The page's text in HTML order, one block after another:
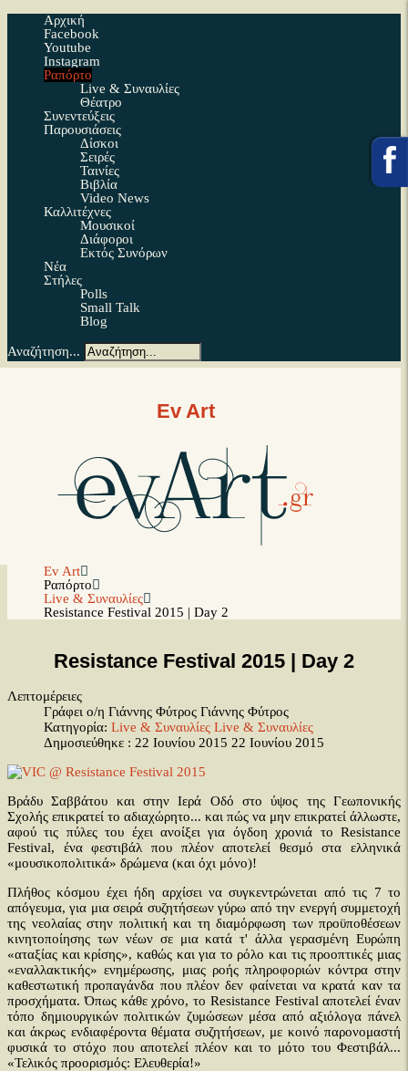
Αρχική
Facebook
Youtube
Instagram
Ραπόρτο
Live & Συναυλίες
Θέατρο
Συνεντεύξεις
Παρουσιάσεις
Δίσκοι
Σειρές
Ταινίες
Βιβλία
Video News
Καλλιτέχνες
Μουσικοί
Διάφοροι
Εκτός Συνόρων
Νέα
Στήλες
Polls
Small Talk
Blog
Αναζήτηση...
Ev Art
Ev Art
Ραπόρτο
Live & Συναυλίες
Resistance Festival 2015 | Day 2
Resistance Festival 2015 | Day 2
Λεπτομέρειες
Γράφει ο/η Γιάννης Φύτρος Γιάννης Φύτρος
Κατηγορία: Live & Συναυλίες Live & Συναυλίες
Δημοσιεύθηκε : 22 Ιουνίου 2015 22 Ιουνίου 2015
Βράδυ Σαββάτου και στην Ιερά Οδό στο ύψος της Γεωπονικής
Σχολής επικρατεί το αδιαχώρητο... και πώς να μην επικρατεί άλλωστε,
αφού τις πύλες του έχει ανοίξει για όγδοη χρονιά το Resistance
Festival, ένα φεστιβάλ που πλέον αποτελεί θεσμό στα ελληνικά
«μουσικοπολιτικά» δρώμενα (και όχι μόνο)!
Πλήθος κόσμου έχει ήδη αρχίσει να συγκεντρώνεται από τις 7 το
απόγευμα, για μια σειρά συζητήσεων γύρω από την ενεργή συμμετοχή
της νεολαίας στην πολιτική και τη διαμόρφωση των προϋποθέσεων
κινητοποίησης των νέων σε μια κατά τ' άλλα γερασμένη Ευρώπη
«αταξίας και κρίσης», καθώς και για το ρόλο και τις προοπτικές μιας
«εναλλακτικής» ενημέρωσης, μιας ροής πληροφοριών κόντρα στην
καθεστωτική προπαγάνδα που πλέον δεν φαίνεται να κρατά καν τα
προσχήματα. Όπως κάθε χρόνο, το Resistance Festival αποτελεί έναν
τόπο δημιουργικών πολιτικών ζυμώσεων μέσα από αξιόλογα πάνελ
και άκρως ενδιαφέροντα θέματα συζητήσεων, με κοινό παρονομαστή
φυσικά το στόχο που αποτελεί πλέον και το μότο του Φεστιβάλ...
«Τελικός προορισμός: Ελευθερία!»